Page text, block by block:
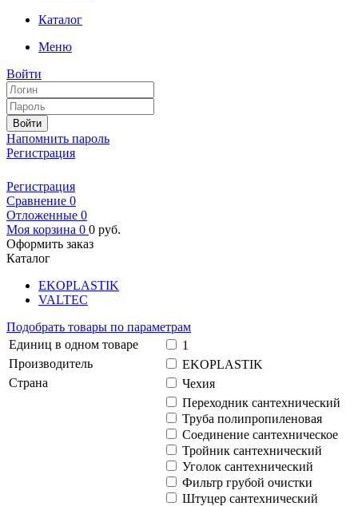
Каталог
Меню
Войти
Войти
Напомнить пароль
Регистрация
Регистрация
Сравнение 0
Отложенные 0
Моя корзина 0 0 руб.
Оформить заказ
Каталог
EKOPLASTIK
VALTEC
Подобрать товары по параметрам
Единиц в одном товаре
1
Производитель
EKOPLASTIK
Страна
Чехия
Переходник сантехнический
Труба полипропиленовая
Соединение сантехническое
Тройник сантехнический
Уголок сантехнический
Фильтр грубой очистки
Штуцер сантехнический